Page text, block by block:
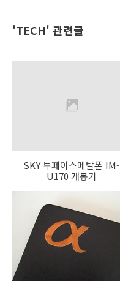
'TECH' 관련글
SKY 투페이스메탈폰 IM-
U170 개봉기